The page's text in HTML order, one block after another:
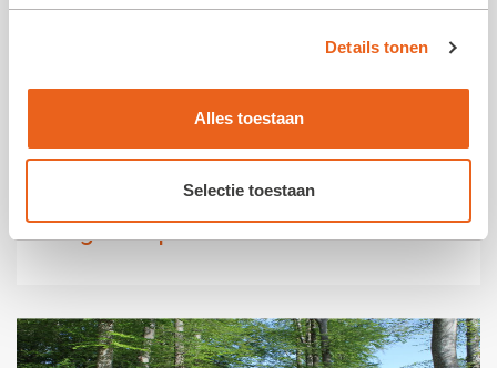
Details tonen
Alles toestaan
Selectie toestaan
Volg ons op social media